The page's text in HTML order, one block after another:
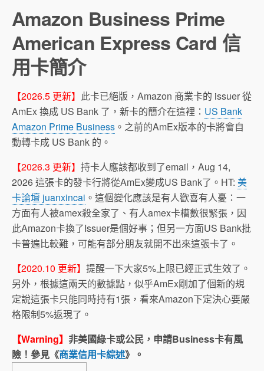
Amazon Business Prime
American Express Card 信
用卡簡介
【2026.5 更新】 此卡已絕版，Amazon 商業卡的 issuer 從
AmEx 換成 US Bank 了，新卡的簡介在這裡： US Bank
Amazon Prime Business 。之前的AmEx版本的卡將會自
動轉卡成 US Bank 的。
【2026.3 更新】 持卡人應該都收到了email，Aug 14,
2026 這張卡的發卡行將從AmEx變成US Bank了。HT: 美
卡論壇 juanxincai 。這個變化應該是有人歡喜有人憂：一
方面有人被amex殺全家了、有人amex卡槽數很緊張，因
此Amazon卡換了Issuer是個好事；但另一方面US Bank批
卡普遍比較難，可能有部分朋友就開不出來這張卡了。
【2020.10 更新】 提醒一下大家5%上限已經正式生效了。
另外，根據這兩天的數據點，似乎AmEx剛加了個新的規
定說這張卡只能同時持有1張，看來Amazon下定決心要嚴
格限制5%返現了。
【Warning】 非美國綠卡或公民，申請Business卡有風
險！參見《商業信用卡綜述》。